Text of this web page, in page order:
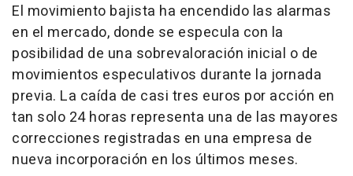
El movimiento bajista ha encendido las alarmas
en el mercado, donde se especula con la
posibilidad de una sobrevaloración inicial o de
movimientos especulativos durante la jornada
previa. La caída de casi tres euros por acción en
tan solo 24 horas representa una de las mayores
correcciones registradas en una empresa de
nueva incorporación en los últimos meses.